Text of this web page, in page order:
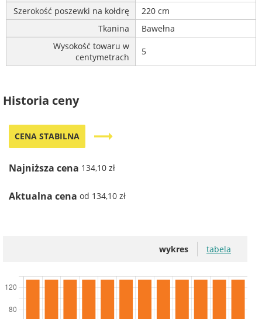
Szerokość poszewki na kołdrę
220 cm
Tkanina
Bawełna
Wysokość towaru w
centymetrach
5
Historia ceny
CENA STABILNA trending_flat
Najniższa cena 134,10 zł
Aktualna cena od 134,10 zł
wykres tabela